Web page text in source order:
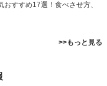
おすすめ17選！食べさせ方、
>>もっと見る